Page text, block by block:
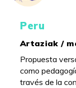
Peru
Artaziak /
Propuesta
como
través de la